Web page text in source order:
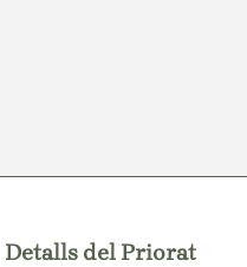
Detalls del Priorat